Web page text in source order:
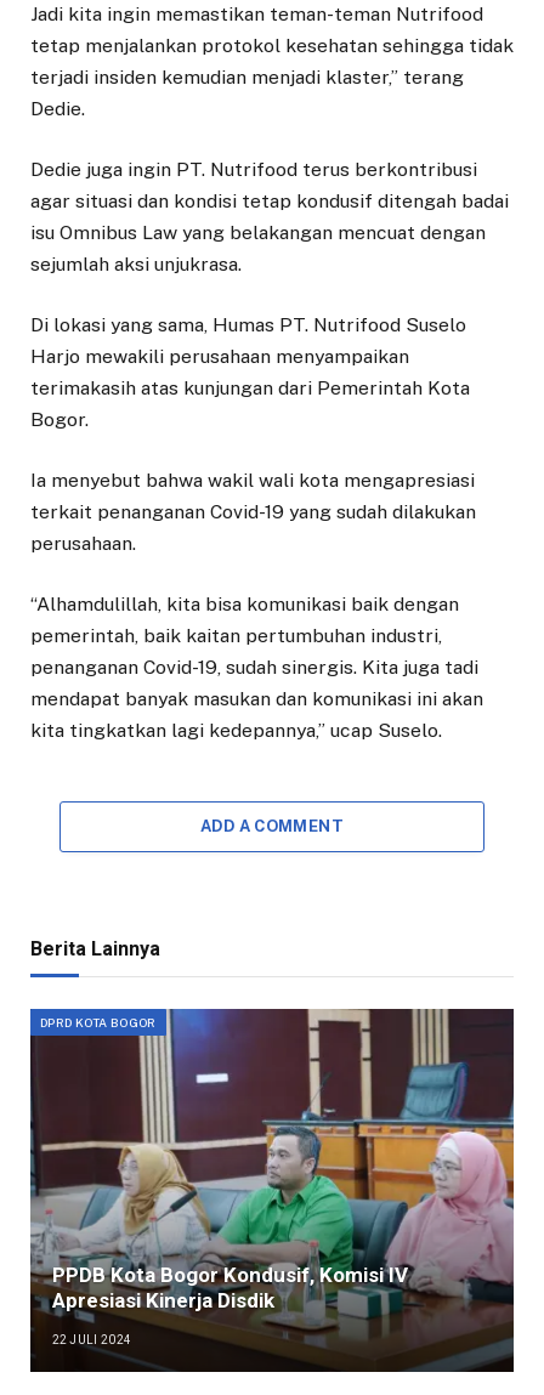
Jadi kita ingin memastikan teman-teman Nutrifood
tetap menjalankan protokol kesehatan sehingga tidak
terjadi insiden kemudian menjadi klaster,” terang
Dedie.
Dedie juga ingin PT. Nutrifood terus berkontribusi
agar situasi dan kondisi tetap kondusif ditengah badai
isu Omnibus Law yang belakangan mencuat dengan
sejumlah aksi unjukrasa.
Di lokasi yang sama, Humas PT. Nutrifood Suselo
Harjo mewakili perusahaan menyampaikan
terimakasih atas kunjungan dari Pemerintah Kota
Bogor.
Ia menyebut bahwa wakil wali kota mengapresiasi
terkait penanganan Covid-19 yang sudah dilakukan
perusahaan.
“Alhamdulillah, kita bisa komunikasi baik dengan
pemerintah, baik kaitan pertumbuhan industri,
penanganan Covid-19, sudah sinergis. Kita juga tadi
mendapat banyak masukan dan komunikasi ini akan
kita tingkatkan lagi kedepannya,” ucap Suselo.
ADD A COMMENT
Berita Lainnya
DPRD KOTA BOGOR
PPDB Kota Bogor Kondusif, Komisi IV
Apresiasi Kinerja Disdik
22 JULI 2024